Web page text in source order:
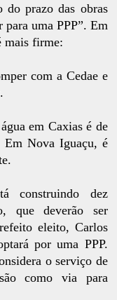
do prazo das obras
uma PPP”. Em
mais firme:
com a Cedae e
em Caxias é de
Em Nova Iguaçu, é
construindo dez
que deverão ser
eleito, Carlos
por uma PPP.
o serviço de
como via para